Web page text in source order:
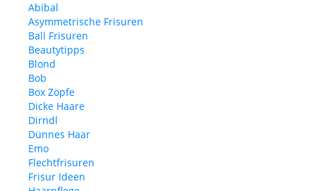
Abibal
Asymmetrische Frisuren
Ball Frisuren
Beautytipps
Blond
Bob
Box Zöpfe
Dicke Haare
Dirndl
Dünnes Haar
Emo
Flechtfrisuren
Frisur Ideen